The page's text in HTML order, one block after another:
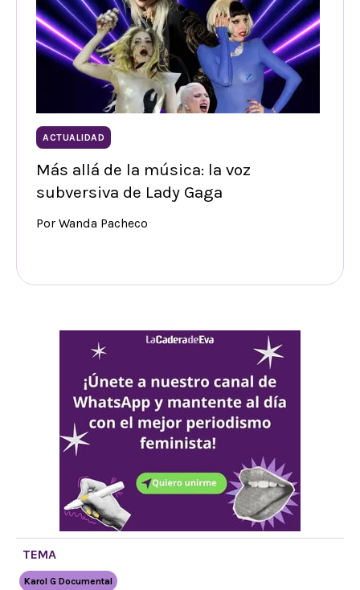
ACTUALIDAD
Más allá de la música: la voz
subversiva de Lady Gaga
Por Wanda Pacheco
TEMA
Karol G Documental